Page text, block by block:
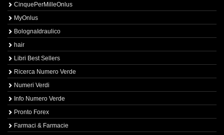
CinquePerMilleOnlus
MyOnlus
BolognaIdraulico
hair
Libri Best Sellers
Ricerca Numero Verde
Numeri Verdi
Info Numero Verde
Pronto Forex
Farmaci & Farmacie